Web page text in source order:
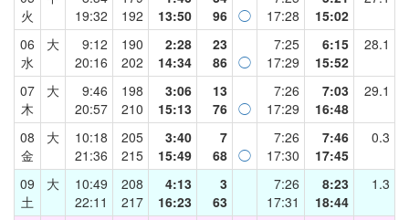
火
19:32
192
13:50
96 ◯
17:28
15:02
06
水
大
9:12
20:16
190
202
2:28
14:34
23
86 ◯
7:25
17:29
6:15
15:52
28.1
07
木
大
9:46
20:57
198
210
3:06
15:13
13
76 ◯
7:26
17:29
7:03
16:48
29.1
08
金
大
10:18
21:36
205
215
3:40
15:49
7
68 ◯
7:26
17:30
7:46
17:45
0.3
09
土
大
10:49
22:11
208
217
4:13
16:23
3
63
7:26
17:31
8:23
18:44
1.3